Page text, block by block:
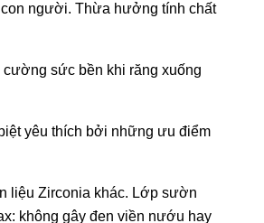
người. Thừa hưởng tính chất
cường sức bền khi răng xuống
yêu thích bởi những ưu điểm
liệu Zirconia khác. Lớp sườn
không gây đen viền nướu hay